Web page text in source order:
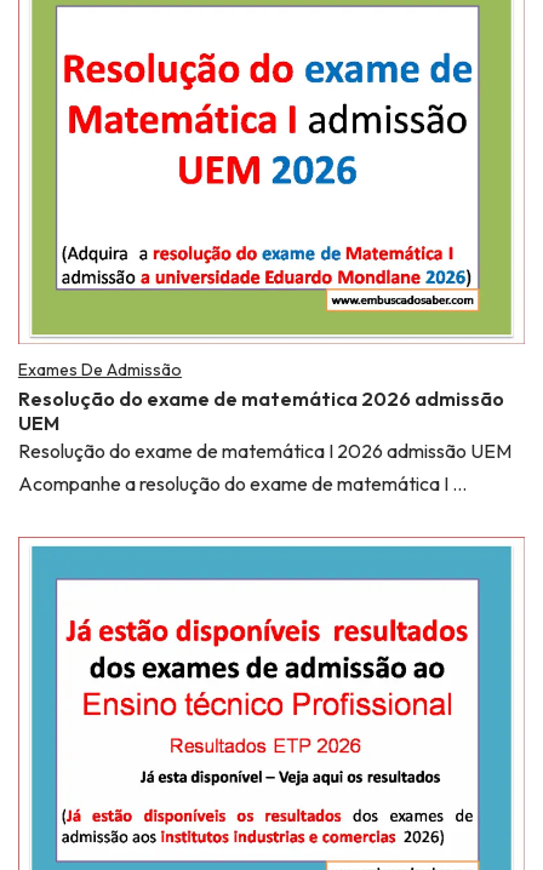
Exames De Admissão
Resolução do exame de matemática 2026 admissão
UEM
Resolução do exame de matemática I 2026 admissão UEM
Acompanhe a resolução do exame de matemática I …